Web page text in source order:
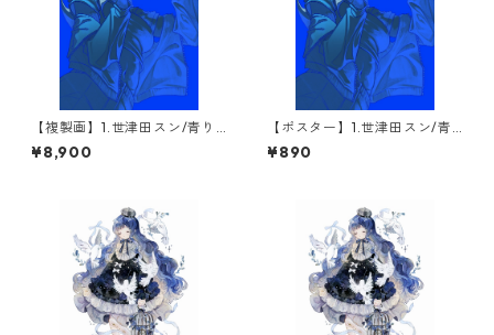
【複製画】1.世津田スン/青り(1
点限定)
¥8,900
【ポスター】1.世津田スン/青
り
¥890